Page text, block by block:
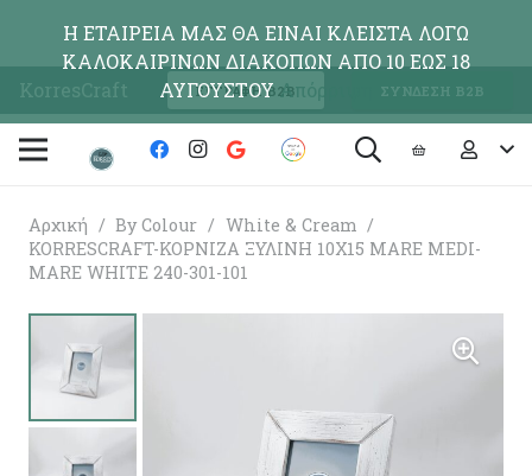
KorresCraft ΕΓΓΡΑΦΗ Β2Β ΣΥΝΔΕΣΗ Β2Β
Αρχική / By Colour / White & Cream /
KORRESCRAFT-ΚΟΡΝΙΖΑ ΞΥΛΙΝΗ 10Χ15 MARE MEDI-
MARE WHITE 240-301-101
Η ΕΤΑΙΡΕΙΑ ΜΑΣ ΘΑ ΕΙΝΑΙ ΚΛΕΙΣΤΑ ΛΟΓΩ
ΚΑΛΟΚΑΙΡΙΝΩΝ ΔΙΑΚΟΠΩΝ ΑΠΟ 10 ΕΩΣ 18
ΑΥΓΟΥΣΤΟΥΑπόρριψη